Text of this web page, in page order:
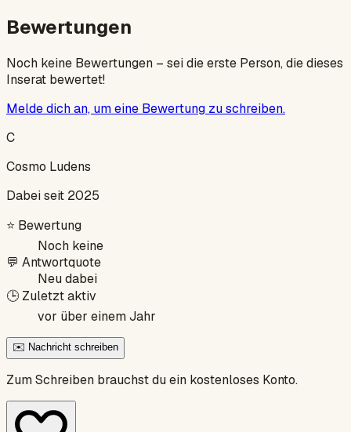
Bewertungen
Noch keine Bewertungen – sei die erste Person, die dieses
Inserat bewertet!
Melde dich an, um eine Bewertung zu schreiben.
C
Cosmo Ludens
Dabei seit 2025
⭐ Bewertung
Noch keine
💬 Antwortquote
Neu dabei
🕒 Zuletzt aktiv
vor über einem Jahr
✉️ Nachricht schreiben
Zum Schreiben brauchst du ein kostenloses Konto.